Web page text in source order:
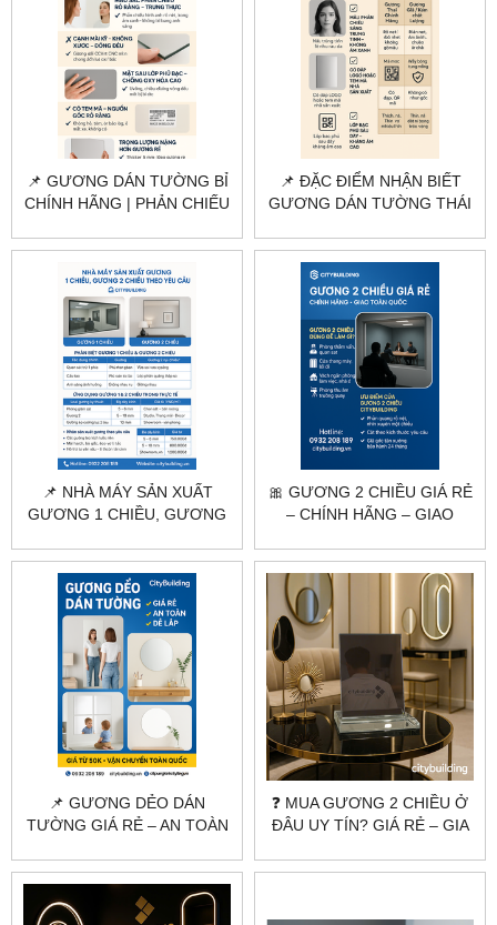
📌 GƯƠNG DÁN TƯỜNG BỈ
CHÍNH HÃNG | PHẢN CHIẾU
📌 ĐẶC ĐIỂM NHẬN BIẾT
GƯƠNG DÁN TƯỜNG THÁI
CITYBUILDING
📌 NHÀ MÁY SẢN XUẤT
GƯƠNG 1 CHIỀU, GƯƠNG
CITYBUILDING
🎀 GƯƠNG 2 CHIỀU GIÁ RẺ
– CHÍNH HÃNG – GIAO
CITYBUILDING
📌 GƯƠNG DẺO DÁN
TƯỜNG GIÁ RẺ – AN TOÀN
❓ MUA GƯƠNG 2 CHIỀU Ở
ĐÂU UY TÍN? GIÁ RẺ – GIA